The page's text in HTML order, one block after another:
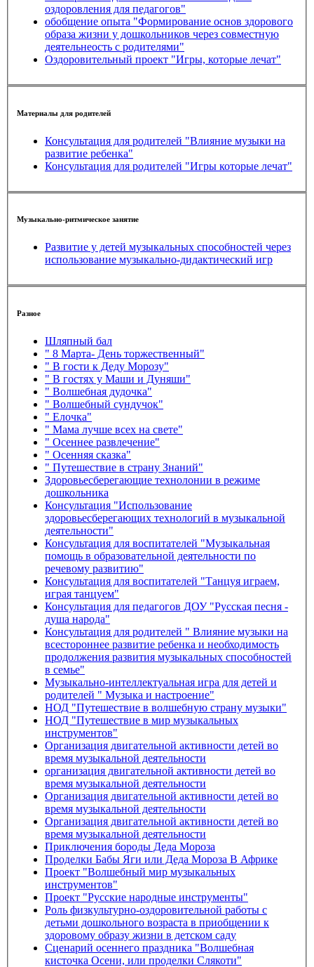
оздоровления для педагогов"
обобщение опыта "Формирование основ здорового
образа жизни у дошкольников через совместную
деятельнеость с родителями"
Оздоровительный проект "Игры, которые лечат"
Материалы для родителей
Консультация для родителей "Влияние музыки на
развитие ребенка"
Консультация для родителей "Игры которые лечат"
Музыкально-ритмическое занятие
Развитие у детей музыкальных способностей через
использование музыкально-дидактический игр
Разное
Шляпный бал
" 8 Марта- День торжественный"
" В гости к Деду Морозу"
" В гостях у Маши и Дуняши"
" Волшебная дудочка"
" Волшебный сундучок"
" Елочка"
" Мама лучше всех на свете"
" Осеннее развлечение"
" Осенняя сказка"
" Путешествие в страну Знаний"
Здоровьесберегающие технолонии в режиме
дошкольника
Консультация "Использование
здоровьесберегающих технологий в музыкальной
деятельности"
Консультация для воспитателей "Музыкальная
помощь в образовательной деятельности по
речевому развитию"
Консультация для воспитателей "Танцуя играем,
играя танцуем"
Консультация для педагогов ДОУ "Русская песня -
душа народа"
Консультация для родителей " Влияние музыки на
всестороннее развитие ребенка и необходимость
продолжения развития музыкальных способностей
в семье"
Музыкально-интеллектуальная игра для детей и
родителей " Музыка и настроение"
НОД "Путешествие в волшебную страну музыки"
НОД "Путешествие в мир музыкальных
инструментов"
Организация двигательной активности детей во
время музыкальной деятельности
организация двигательной активности детей во
время музыкальной деятельности
Организация двигательной активности детей во
время музыкальной деятельности
Организация двигательной активности детей во
время музыкальной деятельности
Приключения бороды Деда Мороза
Проделки Бабы Яги или Деда Мороза В Африке
Проект "Волшебный мир музыкальных
инструментов"
Проект "Русские народные инструменты"
Роль физкультурно-оздоровительной работы с
детьми дошкольного возраста в приобщении к
здоровому образу жизни в детском саду
Сценарий осеннего праздника "Волшебная
кисточка Осени, или проделки Слякоти"